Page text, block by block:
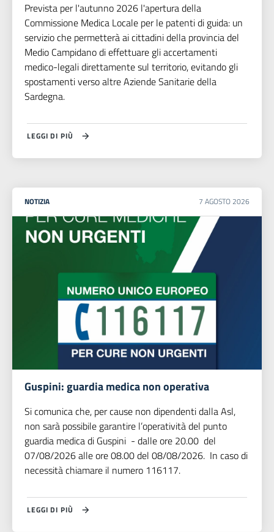
Prevista per l'autunno 2026 l'apertura della
Commissione Medica Locale per le patenti di guida: un
servizio che permetterà ai cittadini della provincia del
Medio Campidano di effettuare gli accertamenti
medico-legali direttamente sul territorio, evitando gli
spostamenti verso altre Aziende Sanitarie della
Sardegna.
LEGGI DI PIÙ
NOTIZIA 7 AGOSTO 2026
Guspini: guardia medica non operativa
Si comunica che, per cause non dipendenti dalla Asl,
non sarà possibile garantire l’operatività del punto
guardia medica di Guspini - dalle ore 20.00 del
07/08/2026 alle ore 08.00 del 08/08/2026. In caso di
necessità chiamare il numero 116117.
LEGGI DI PIÙ